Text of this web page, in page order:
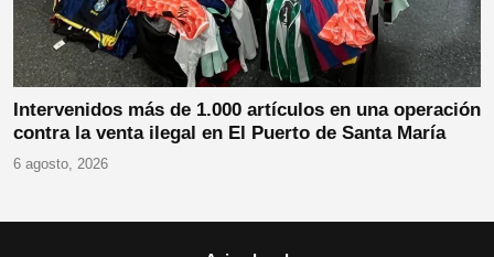
Intervenidos más de 1.000 artículos en una operación
contra la venta ilegal en El Puerto de Santa María
6 agosto, 2026